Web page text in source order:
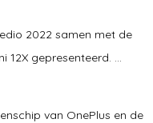
2022 samen met de
12X gepresenteerd. ...
van OnePlus en de